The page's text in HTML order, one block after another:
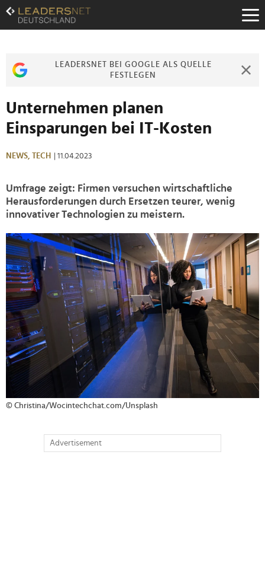
Zum
Inhalt
Zur
Zur
LEADERSNET BEI GOOGLE ALS QUELLE
FESTLEGEN
Unternehmen planen
Einsparungen bei IT-Kosten
NEWS, TECH | 11.04.2023
Umfrage zeigt: Firmen versuchen wirtschaftliche
Herausforderungen durch Ersetzen teurer, wenig
innovativer Technologien zu meistern.
>
© Christina/Wocintechchat.com/Unsplash
Advertisement